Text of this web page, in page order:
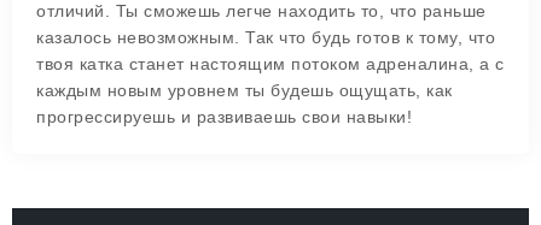
отличий. Ты сможешь легче находить то, что раньше
казалось невозможным. Так что будь готов к тому, что
твоя катка станет настоящим потоком адреналина, а с
каждым новым уровнем ты будешь ощущать, как
прогрессируешь и развиваешь свои навыки!